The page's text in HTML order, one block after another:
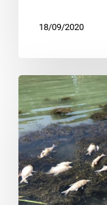
18/09/2020